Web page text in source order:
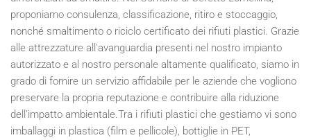
proponiamo consulenza, classificazione, ritiro e stoccaggio,
nonché smaltimento o riciclo certificato dei rifiuti plastici. Grazie
alle attrezzature all'avanguardia presenti nel nostro impianto
autorizzato e al nostro personale altamente qualificato, siamo in
grado di fornire un servizio affidabile per le aziende che vogliono
preservare la propria reputazione e contribuire alla riduzione
dell'impatto ambientale.Tra i rifiuti plastici che gestiamo vi sono
imballaggi in plastica (film e pellicole), bottiglie in PET,